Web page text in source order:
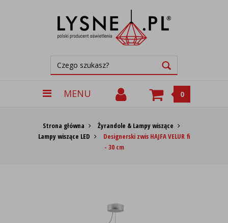
MENU 0
Strona główna
Żyrandole & Lampy wiszące
Lampy wiszące LED
Designerski zwis HAJFA VELUR fi
- 30 cm